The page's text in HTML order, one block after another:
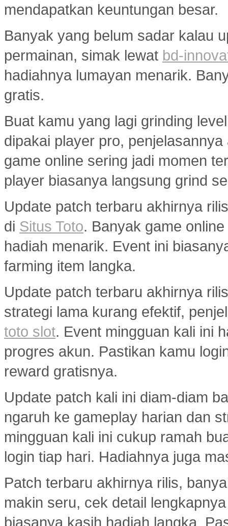
mendapatkan keuntungan besar.
Banyak yang belum sadar kalau
permainan, simak lewat bd-
hadiahnya lumayan menarik.
gratis.
Buat kamu yang lagi grinding
dipakai player pro,
game online sering jadi momen
player biasanya langsung grind
Update patch terbaru akhirnya
di Situs Toto. Banyak game
hadiah menarik. Event ini
farming item langka.
Update patch terbaru akhirnya
strategi lama kurang efektif,
toto slot. Event mingguan kali ini
progres akun. Pastikan kamu
reward gratisnya.
Update patch kali ini diam-diam
ngaruh ke gameplay harian dan
mingguan kali ini cukup ramah
login tiap hari. Hadiahnya juga
Patch terbaru akhirnya rilis,
makin seru, cek detail
biasanya kasih hadiah langka.